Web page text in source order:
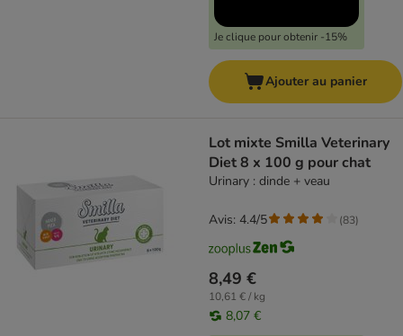
Je clique pour obtenir -15%
Ajouter au panier
Lot mixte Smilla Veterinary
Diet 8 x 100 g pour chat
Urinary : dinde + veau
8,49 €
10,61 € / kg
8,07 €
Avis: 4.4/5 (83)